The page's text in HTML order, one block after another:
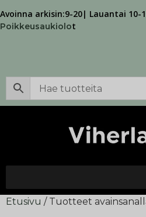
Avoinna arkisin:9-20| Lauantai 10-
Poikkeusaukiolot
Etusivu / Tuotteet